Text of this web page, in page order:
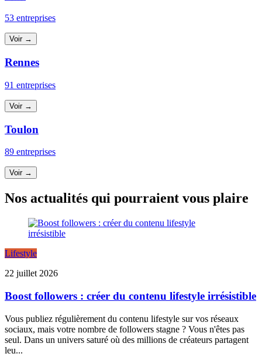
53 entreprises
Voir →
Rennes
91 entreprises
Voir →
Toulon
89 entreprises
Voir →
Nos actualités qui pourraient vous plaire
Lifestyle
22 juillet 2026
Boost followers : créer du contenu lifestyle irrésistible
Vous publiez régulièrement du contenu lifestyle sur vos réseaux
sociaux, mais votre nombre de followers stagne ? Vous n'êtes pas
seul. Dans un univers saturé où des millions de créateurs partagent
leu...